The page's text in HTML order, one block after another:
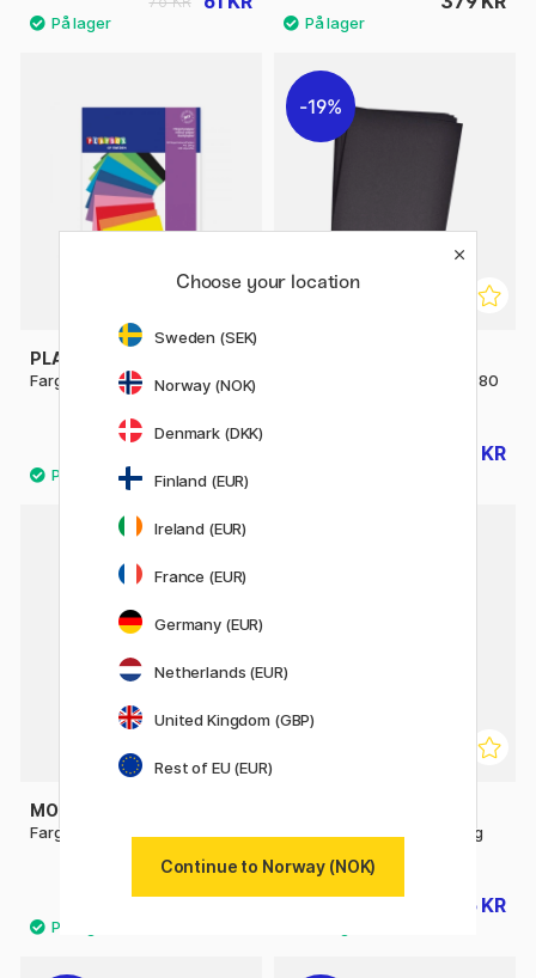
PLAYBOX
Farget papir A4 100 st
19%
Farget papir Svart 25 stk 180
44 KR
MOXY
Farget cardboard A4 8-pakke
Farget papir Beige A4 180g
45 KR
Choose your location
Sweden (SEK)
Norway (NOK)
Denmark (DKK)
Finland (EUR)
Ireland (EUR)
France (EUR)
Germany (EUR)
Netherlands (EUR)
United Kingdom (GBP)
Rest of EU (EUR)
Continue to Norway (NOK)